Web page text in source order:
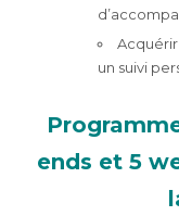
un suivi
ends et 5